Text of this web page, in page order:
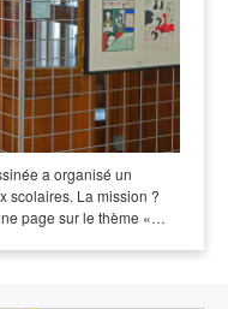
a organisé un
scolaires. La mission ?
page sur le thème «…